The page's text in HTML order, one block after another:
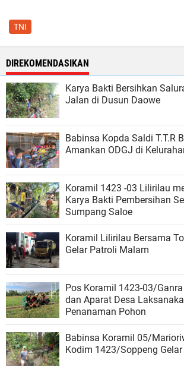
TNI
DIREKOMENDASIKAN
Karya Bakti Bersihkan
Jalan di Dusun Daowe
Babinsa Kopda Saldi T.T.R
Amankan ODGJ di
Koramil 1423 -03 Lilirilau
Karya Bakti Pembersihan
Sumpang Saloe
Koramil Lilirilau Bersama
Gelar Patroli Malam
Pos Koramil 1423-03/
dan Aparat Desa
Penanaman Pohon
Babinsa Koramil 05/
Kodim 1423/Soppeng